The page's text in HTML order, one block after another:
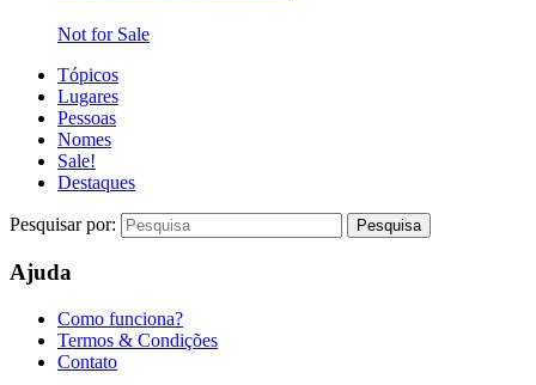
Not for Sale
Tópicos
Lugares
Pessoas
Nomes
Sale!
Destaques
Pesquisar por:
Ajuda
Como funciona?
Termos & Condições
Contato